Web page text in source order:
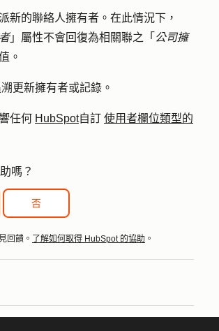
新的聯絡人擁有者。在此情況下，
」屬性不會回復為相關聯之「 公司擁
。
更新擁有者或記錄。
任何 HubSpot自訂 使用者欄位類型的
嗎？
否
回饋。 了解如何取得 HubSpot 的協助 。